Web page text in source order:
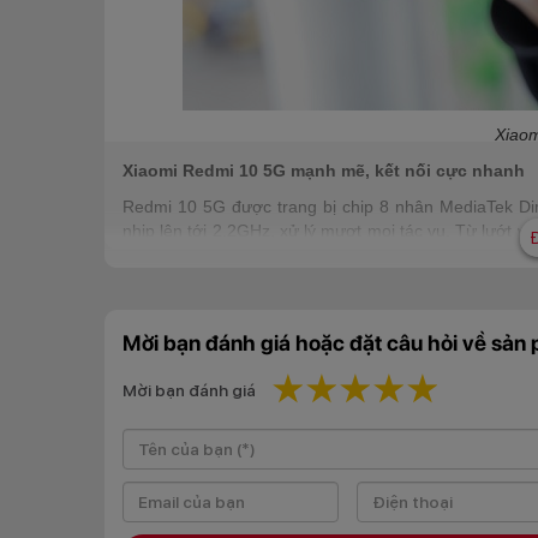
Xiaomi Redmi 10 5G mạnh mẽ, kết nối cực nhanh
Redmi 10 5G được trang bị chip 8 nhân MediaTek
nhịp lên tới 2.2GHz, xử lý mượt mọi tác vụ. Từ lướt
Mời bạn đánh giá hoặc đặt câu hỏi về sản
Mời bạn đánh giá 4 stars
3 stars
2 stars
1 star